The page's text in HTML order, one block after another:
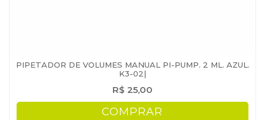
PIPETADOR DE VOLUMES MANUAL PI-PUMP. 2 ML. AZUL.
K3-02|
R$ 25,00
COMPRAR